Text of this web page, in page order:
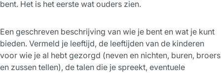
bent. Het is het eerste wat ouders zien.
Een geschreven beschrijving van wie je bent en wat je kunt
bieden. Vermeld je leeftijd, de leeftijden van de kinderen
voor wie je al hebt gezorgd (neven en nichten, buren, broers
en zussen tellen), de talen die je spreekt, eventuele